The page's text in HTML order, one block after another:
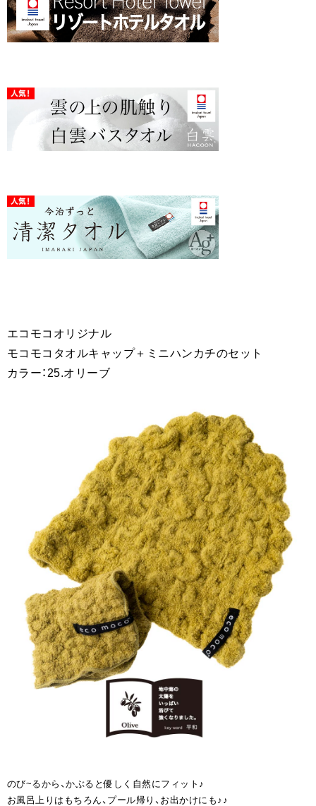
エコモコオリジナル
モコモコタオルキャップ＋ミニハンカチのセット
カラー：25.オリーブ
のび~るから、かぶると優しく自然にフィット♪
お風呂上りはもちろん、プール帰り、お出かけにも♪♪